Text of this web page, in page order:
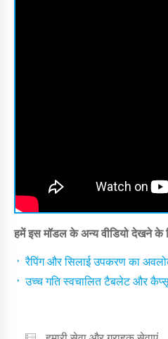
हमें इस मॉडल के अन्य वीडियो देखने के
रैपिंग और सिलाई उपकरण का
उच्च गति स्वचालित टैबलेट और